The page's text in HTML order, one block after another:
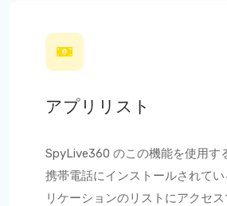
アプリリスト
SpyLive360 のこの機能を使用す
携帯電話にインストールされて
リケーションのリストにアクセス